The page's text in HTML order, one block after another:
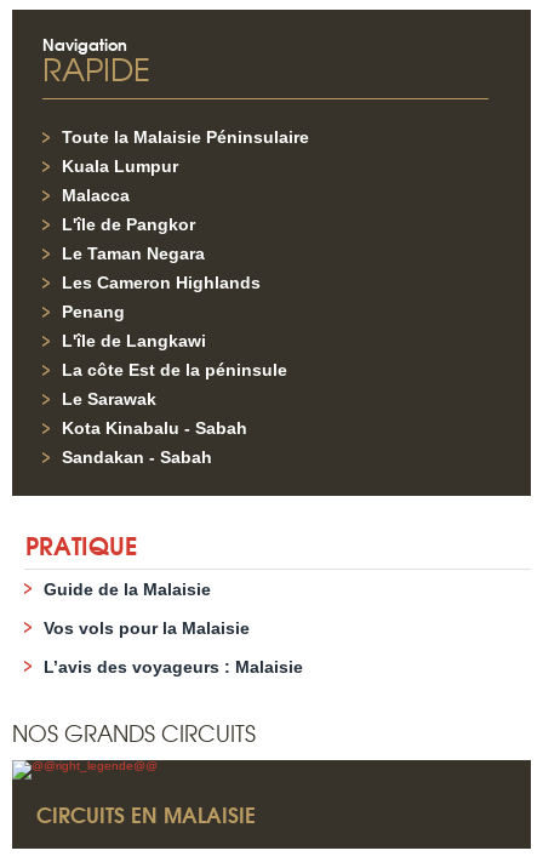
Navigation
RAPIDE
Toute la Malaisie Péninsulaire
Kuala Lumpur
Malacca
L'île de Pangkor
Le Taman Negara
Les Cameron Highlands
Penang
L'île de Langkawi
La côte Est de la péninsule
Le Sarawak
Kota Kinabalu - Sabah
Sandakan - Sabah
PRATIQUE
Guide de la Malaisie
Vos vols pour la Malaisie
L’avis des voyageurs : Malaisie
NOS GRANDS CIRCUITS
CIRCUITS EN MALAISIE